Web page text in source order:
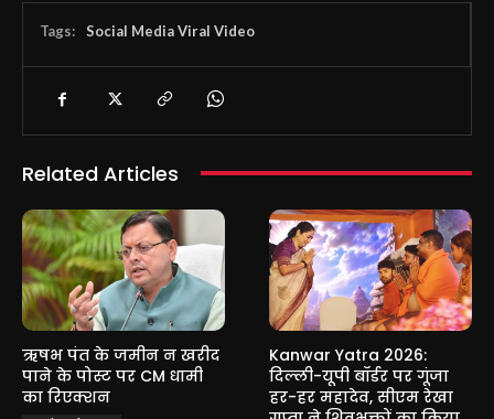
Tags: Social Media Viral Video
Related Articles
ऋषभ पंत के जमीन न खरीद
पाने के पोस्ट पर CM धामी
का रिएक्शन
Kanwar Yatra 2026:
दिल्ली-यूपी बॉर्डर पर गूंजा
हर-हर महादेव, सीएम रेखा